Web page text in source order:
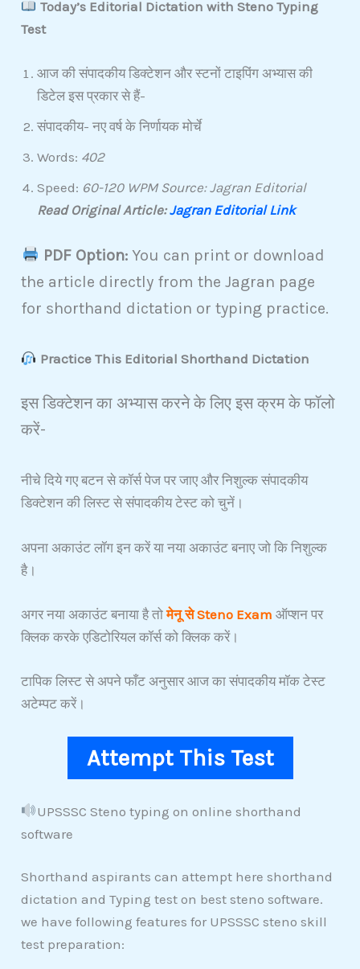
Today’s Editorial Dictation with Steno Typing
Test
आज की संपादकीय डिक्टेशन और स्टनों टाइपिंग अभ्यास की
डिटेल इस प्रकार से हैं-
संपादकीय- नए वर्ष के निर्णायक मोर्चे
Words: 402
Speed: 60-120 WPM Source: Jagran Editorial
Read Original Article:Jagran Editorial Link
PDF Option:You can print or download
the article directly from the Jagran page
for shorthand dictation or typing practice.
Practice This Editorial Shorthand Dictation
इस डिक्टेशन का अभ्यास करने के लिए इस क्रम के फॉलो
करें-
नीचे दिये गए बटन से कॉर्स पेज पर जाए और निशुल्क संपादकीय
डिक्टेशन की लिस्ट से संपादकीय टेस्ट को चुनें।
अपना अकाउंट लॉग इन करें या नया अकाउंट बनाए जो कि निशुल्क
है।
अगर नया अकाउंट बनाया है तोमेनू से Steno Exam ऑप्शन पर
क्लिक करके एडिटोरियल कॉर्स को क्लिक करें।
टापिक लिस्ट से अपने फाँट अनुसार आज का संपादकीय मॉक टेस्ट
अटेम्पट करें।
Attempt This Test
UPSSSC Steno typing on online shorthand
software
Shorthand aspirants can attempt here shorthand
dictation and Typing test on best steno software.
we have following features for UPSSSC steno skill
test preparation: